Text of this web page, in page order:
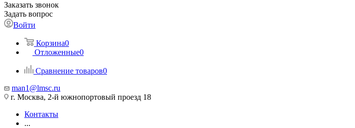
Заказать звонок
Задать вопрос
Войти
Корзина0
Отложенные0
Сравнение товаров0
man1@lmsc.ru
г. Москва, 2-й южнопортовый проезд 18
Контакты
...